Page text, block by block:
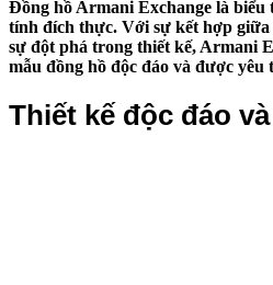
Đồng hồ Armani Exchange là biểu
tính đích thực. Với sự kết hợp giữa
sự đột phá trong thiết kế, Armani
mẫu đồng hồ độc đáo và được
Thiết kế độc đáo